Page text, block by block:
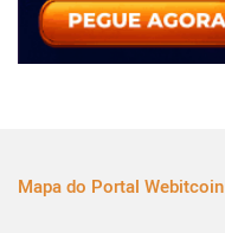
Mapa do Portal Webitcoin